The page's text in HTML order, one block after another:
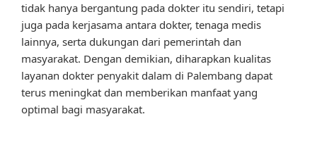
tidak hanya bergantung pada dokter itu sendiri, tetapi
juga pada kerjasama antara dokter, tenaga medis
lainnya, serta dukungan dari pemerintah dan
masyarakat. Dengan demikian, diharapkan kualitas
layanan dokter penyakit dalam di Palembang dapat
terus meningkat dan memberikan manfaat yang
optimal bagi masyarakat.